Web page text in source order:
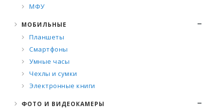
МФУ
МОБИЛЬНЫЕ
Планшеты
Смартфоны
Умные часы
Чехлы и сумки
Электронные книги
ФОТО И ВИДЕОКАМЕРЫ